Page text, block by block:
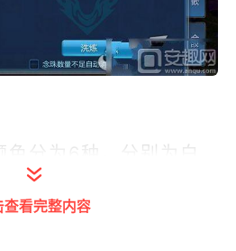
分为6种，分别为白、
装。
查看完整内容